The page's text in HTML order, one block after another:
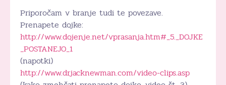
Priporočam v branje tudi te povezave.
Prenapete dojke:
http://www.dojenje.net/vprasanja.htm#_5._DOJKE
_POSTANEJO_1
(napotki)
http://www.drjacknewman.com/video-clips.asp